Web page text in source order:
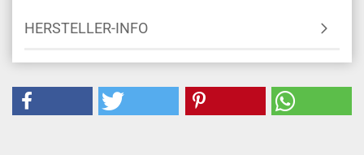
HERSTELLER-INFO